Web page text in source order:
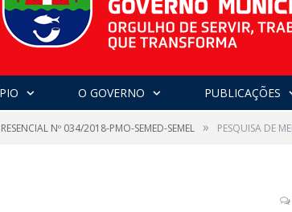
O GOVERNO PUBLICAÇÕES
Nº 034/2018-PMO-SEMED-SEMEL » PESQUISA DE